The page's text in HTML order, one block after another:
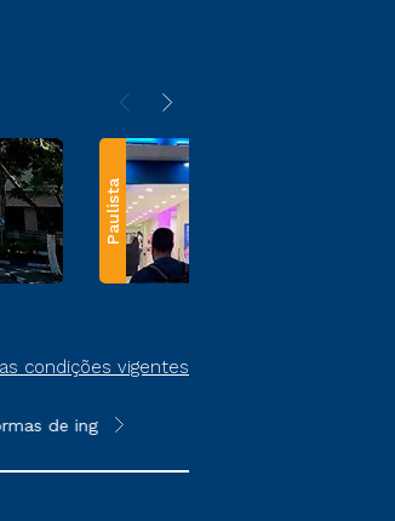
Paulista
condições vigentes
ingresso, exceto na prova on-line ou
**Semipresencial e EAD são